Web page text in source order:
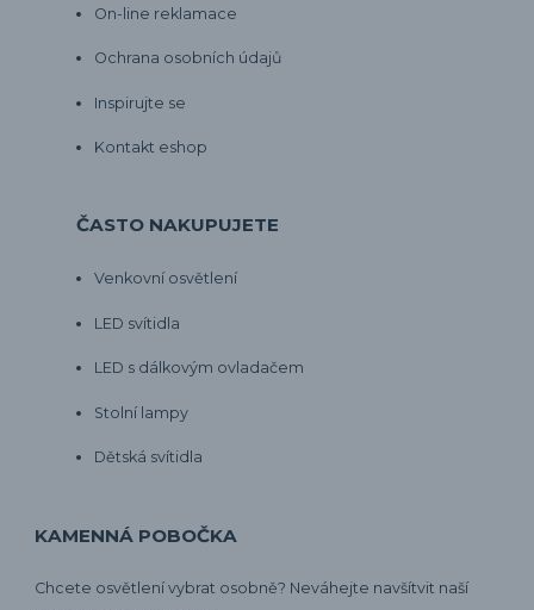
On-line reklamace
Ochrana osobních údajů
Inspirujte se
Kontakt eshop
ČASTO NAKUPUJETE
Venkovní osvětlení
LED svítidla
LED s dálkovým ovladačem
Stolní lampy
Dětská svítidla
KAMENNÁ POBOČKA
Chcete osvětlení vybrat osobně? Neváhejte navšítvit naší